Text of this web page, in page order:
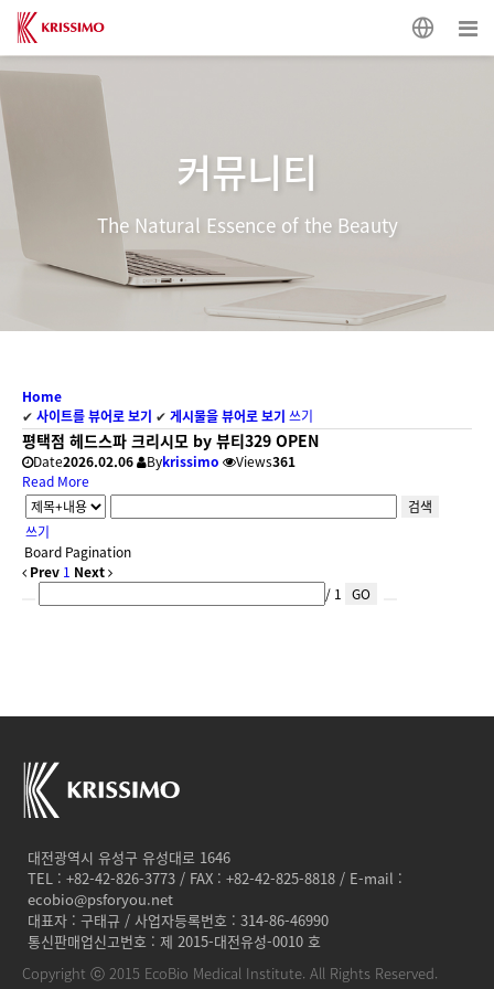
커뮤니티
The Natural Essence of the Beauty
Home
✔ 사이트를 뷰어로 보기 ✔ 게시물을 뷰어로 보기 쓰기
평택점 헤드스파 크리시모 by 뷰티329 OPEN
Date2026.02.06 Bykrissimo Views361
Read More
검색
쓰기
Board Pagination
Prev 1 Next
/ 1 GO
대전광역시 유성구 유성대로 1646
TEL : +82-42-826-3773 / FAX : +82-42-825-8818 / E-mail :
ecobio@psforyou.net
대표자 : 구태규 / 사업자등록번호 : 314-86-46990
통신판매업신고번호 : 제 2015-대전유성-0010 호
Copyright ⓒ 2015 EcoBio Medical Institute. All Rights Reserved.